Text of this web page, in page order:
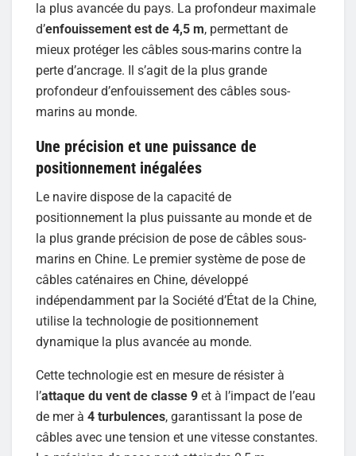
la plus avancée du pays. La profondeur maximale
d’enfouissement est de 4,5 m, permettant de
mieux protéger les câbles sous-marins contre la
perte d’ancrage. Il s’agit de la plus grande
profondeur d’enfouissement des câbles sous-
marins au monde.
Une précision et une puissance de
positionnement inégalées
Le navire dispose de la capacité de
positionnement la plus puissante au monde et de
la plus grande précision de pose de câbles sous-
marins en Chine. Le premier système de pose de
câbles caténaires en Chine, développé
indépendamment par la Société d’État de la Chine,
utilise la technologie de positionnement
dynamique la plus avancée au monde.
Cette technologie est en mesure de résister à
l’attaque du vent de classe 9 et à l’impact de l’eau
de mer à 4 turbulences, garantissant la pose de
câbles avec une tension et une vitesse constantes.